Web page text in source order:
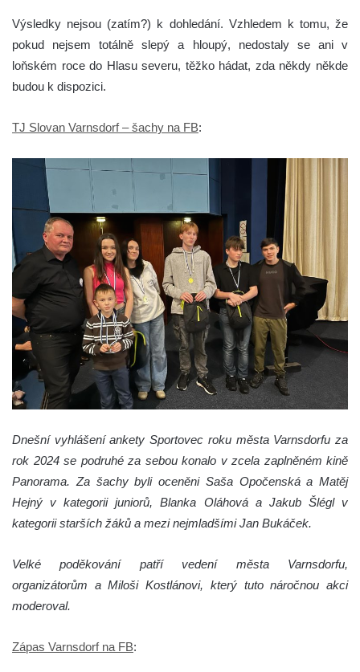
Výsledky nejsou (zatím?) k dohledání. Vzhledem k tomu, že
pokud nejsem totálně slepý a hloupý, nedostaly se ani v
loňském roce do Hlasu severu, těžko hádat, zda někdy někde
budou k dispozici.
TJ Slovan Varnsdorf – šachy na FB:
Dnešní vyhlášení ankety Sportovec roku města Varnsdorfu za
rok 2024 se podruhé za sebou konalo v zcela zaplněném kině
Panorama. Za šachy byli oceněni Saša Opočenská a Matěj
Hejný v kategorii juniorů, Blanka Oláhová a Jakub Šlégl v
kategorii starších žáků a mezi nejmladšími Jan Bukáček.
Velké poděkování patří vedení města Varnsdorfu,
organizátorům a Miloši Kostlánovi, který tuto náročnou akci
moderoval.
Zápas Varnsdorf na FB: